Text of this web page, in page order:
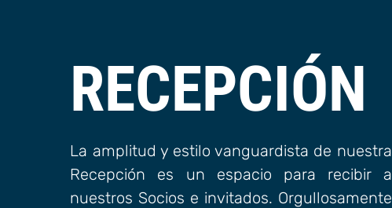
RECEPCIÓN
La amplitud y estilo vanguardista de nuestra
Recepción es un espacio para recibir a
nuestros Socios e invitados. Orgullosamente